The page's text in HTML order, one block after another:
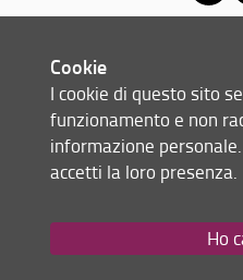
© Copyright 2012-2026
Scuola di Scienze Politiche
Cookie
I cookie di questo sito
funzionamento e non
informazione
accetti la loro presenza.
Ho